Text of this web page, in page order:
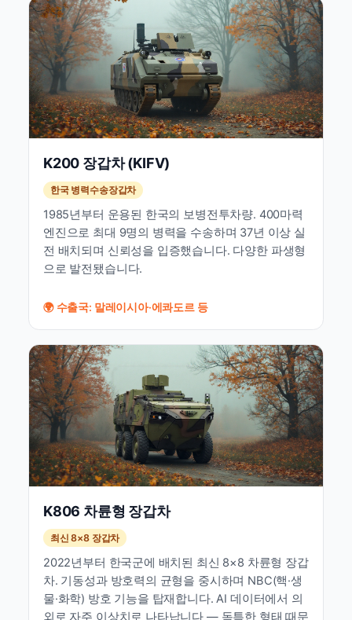
K200 장갑차 (KIFV)
한국 병력수송장갑차
1985년부터 운용된 한국의 보병전투차량. 400마력
엔진으로 최대 9명의 병력을 수송하며 37년 이상 실
전 배치되며 신뢰성을 입증했습니다. 다양한 파생형
으로 발전됐습니다.
🌍 수출국: 말레이시아·에콰도르 등
K806 차륜형 장갑차
최신 8×8 장갑차
2022년부터 한국군에 배치된 최신 8×8 차륜형 장갑
차. 기동성과 방호력의 균형을 중시하며 NBC(핵·생
물·화학) 방호 기능을 탑재합니다. AI 데이터에서 의
외로 자주 이상치로 나타납니다 — 독특한 형태 때문